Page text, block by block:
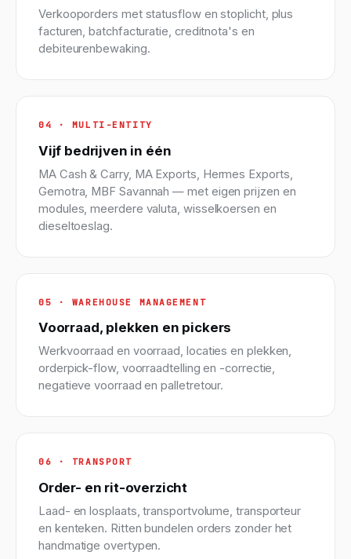
Verkooporders met statusflow en stoplicht, plus
facturen, batchfacturatie, creditnota's en
debiteurenbewaking.
04 · MULTI-ENTITY
Vijf bedrijven in één
MA Cash & Carry, MA Exports, Hermes Exports,
Gemotra, MBF Savannah — met eigen prijzen en
modules, meerdere valuta, wisselkoersen en
dieseltoeslag.
05 · WAREHOUSE MANAGEMENT
Voorraad, plekken en pickers
Werkvoorraad en voorraad, locaties en plekken,
orderpick-flow, voorraadtelling en -correctie,
negatieve voorraad en palletretour.
06 · TRANSPORT
Order- en rit-overzicht
Laad- en losplaats, transportvolume, transporteur
en kenteken. Ritten bundelen orders zonder het
handmatige overtypen.